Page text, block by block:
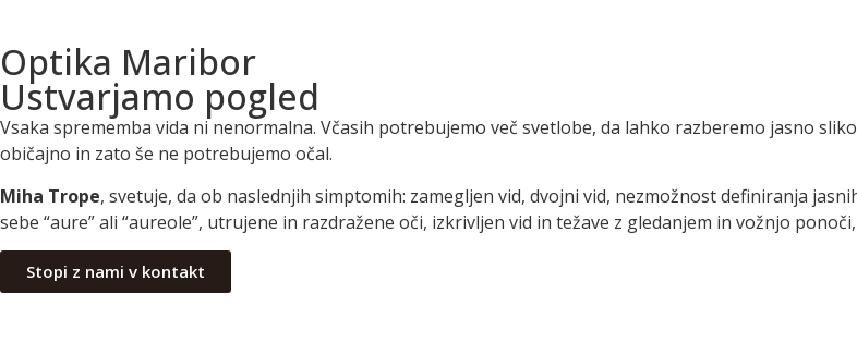
Optika Maribor
Ustvarjamo pogled
Vsaka sprememba vida ni nenormalna. Včasih potrebujemo več svetlobe, da lahko razberemo jasno
običajno in zato še ne potrebujemo očal.
Miha Trope, svetuje, da ob naslednjih simptomih: zamegljen vid, dvojni vid, nezmožnost definiranja
sebe “aure” ali “aureole”, utrujene in razdražene oči, izkrivljen vid in težave z gledanjem in vožnjo
Stopi z nami v kontakt